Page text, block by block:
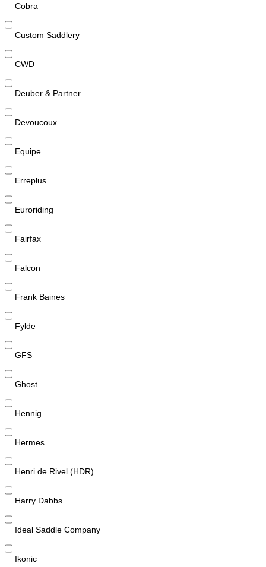
Cobra
Custom Saddlery
CWD
Deuber & Partner
Devoucoux
Equipe
Erreplus
Euroriding
Fairfax
Falcon
Frank Baines
Fylde
GFS
Ghost
Hennig
Hermes
Henri de Rivel (HDR)
Harry Dabbs
Ideal Saddle Company
Ikonic